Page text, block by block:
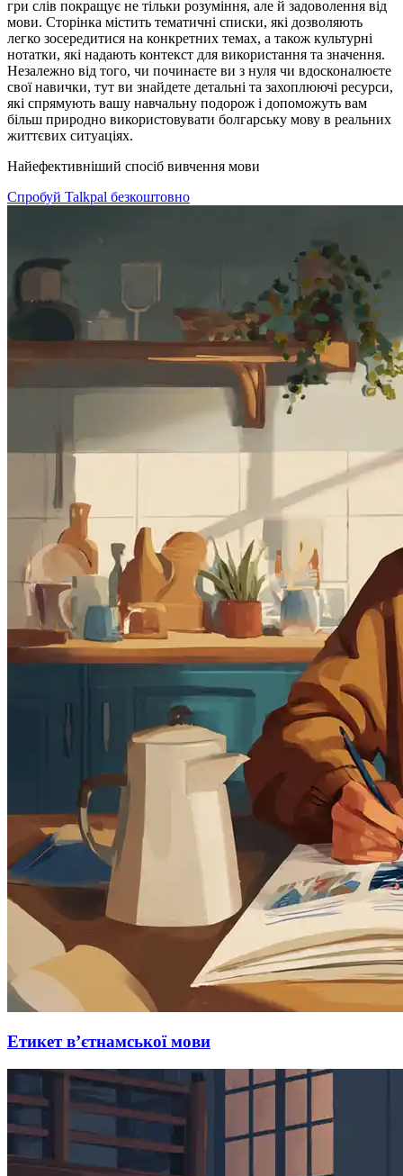
гри слів покращує не тільки розуміння, але й задоволення від
мови. Сторінка містить тематичні списки, які дозволяють
легко зосередитися на конкретних темах, а також культурні
нотатки, які надають контекст для використання та значення.
Незалежно від того, чи починаєте ви з нуля чи вдосконалюєте
свої навички, тут ви знайдете детальні та захоплюючі ресурси,
які спрямують вашу навчальну подорож і допоможуть вам
більш природно використовувати болгарську мову в реальних
життєвих ситуаціях.
Найефективніший спосіб вивчення мови
Спробуй Talkpal безкоштовно
Етикет в’єтнамської мови